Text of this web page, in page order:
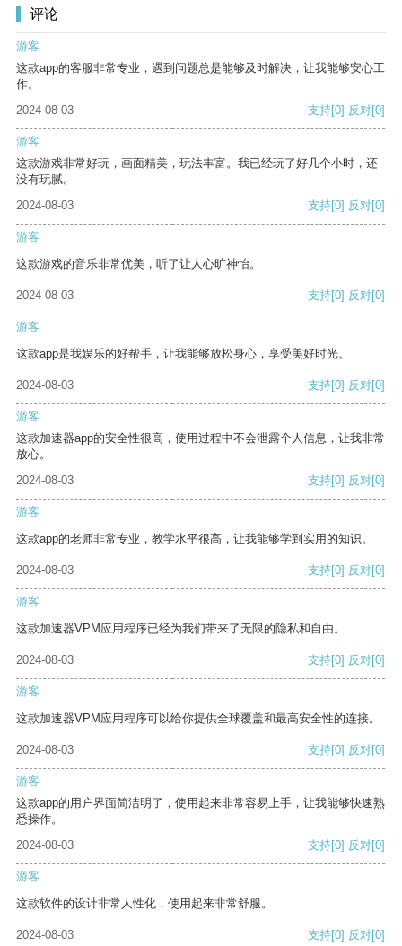
评论
游客
这款app的客服非常专业，遇到问题总是能够及时解决，让我能够安心工
作。
2024-08-03
支持[0] 反对[0]
游客
这款游戏非常好玩，画面精美，玩法丰富。我已经玩了好几个小时，还
没有玩腻。
2024-08-03
支持[0] 反对[0]
游客
这款游戏的音乐非常优美，听了让人心旷神怡。
2024-08-03 支持[0] 反对[0]
游客
这款app是我娱乐的好帮手，让我能够放松身心，享受美好时光。
2024-08-03 支持[0] 反对[0]
游客
这款加速器app的安全性很高，使用过程中不会泄露个人信息，让我非常
放心。
2024-08-03
支持[0] 反对[0]
游客
这款app的老师非常专业，教学水平很高，让我能够学到实用的知识。
2024-08-03 支持[0] 反对[0]
游客
这款加速器VPM应用程序已经为我们带来了无限的隐私和自由。
2024-08-03 支持[0] 反对[0]
游客
这款加速器VPM应用程序可以给你提供全球覆盖和最高安全性的连接。
2024-08-03 支持[0] 反对[0]
游客
这款app的用户界面简洁明了，使用起来非常容易上手，让我能够快速熟
悉操作。
2024-08-03
支持[0] 反对[0]
游客
这款软件的设计非常人性化，使用起来非常舒服。
2024-08-03 支持[0] 反对[0]